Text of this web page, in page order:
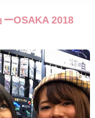
ーOSAKA 2018